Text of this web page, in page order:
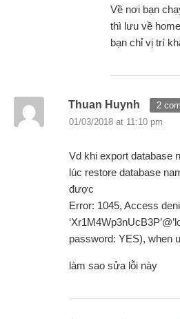
Về nơi bạn
thì lưu về
bạn chỉ vị trí
Thuan Huynh
2
01/03/2018 at 11:10 pm
Vd khi export database
lúc restore database
được
Error: 1045, Access
password: YES), when
làm sao sửa lỗi này